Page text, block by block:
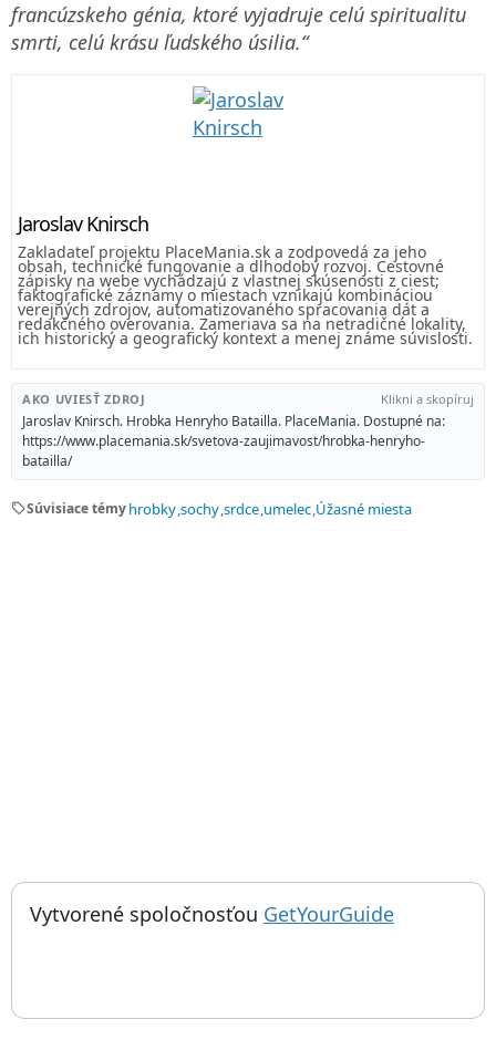
francúzskeho génia, ktoré vyjadruje celú spiritualitu
smrti, celú krásu ľudského úsilia.“
Jaroslav Knirsch
Zakladateľ projektu PlaceMania.sk a zodpovedá za jeho
obsah, technické fungovanie a dlhodobý rozvoj. Cestovné
zápisky na webe vychádzajú z vlastnej skúsenosti z ciest;
faktografické záznamy o miestach vznikajú kombináciou
verejných zdrojov, automatizovaného spracovania dát a
redakčného overovania. Zameriava sa na netradičné lokality,
ich historický a geografický kontext a menej známe súvislosti.
AKO UVIESŤ ZDROJ Klikni a skopíruj
Jaroslav Knirsch. Hrobka Henryho Batailla. PlaceMania. Dostupné na:
https://www.placemania.sk/svetova-zaujimavost/hrobka-henryho-
batailla/
sellSúvisiace témyhrobky sochy srdce umelec Úžasné miesta
Things to do near Hrobka Henryho Batailla, Tomb of
Vytvorené spoločnosťou GetYourGuide; otvorí sa